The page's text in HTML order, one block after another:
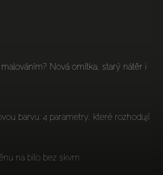
Nová omítka, starý nátěr i
barvu: 4 parametry, které rozhodují
na bílo bez skvrn